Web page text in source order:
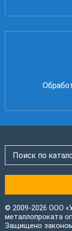
© 2009-2026 ООО
металлопроката
Защищено